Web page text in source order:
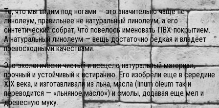
То, что мы видим под ногами — это значительно чаще не
линолеум, правильнее не натуральный линолеум, а его
синтетический собрат, что повелось именовать ПВХ-покрытием.
А натуральный линолеум — вещь достаточно редкая и владеет
превосходными качествами.
Это экологически чистый и всецело натуральный материал,
прочный и устойчивый к истиранию. Его изобрели еще в середине
ХIХ века, и изготавливали из льна, масла (linum oleum так и
переводится — «льняное масло») и смолы, додавая еще мел и
древесную муку.